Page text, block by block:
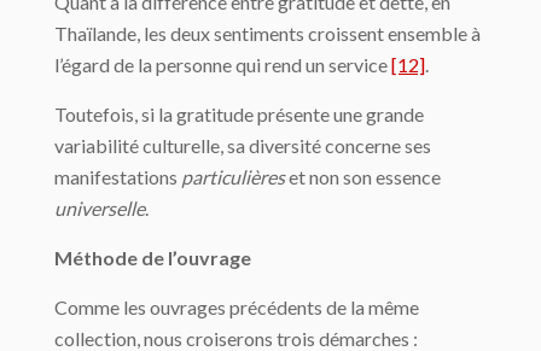
Thaïlande, les deux sentiments croissent ensemble à
l’égard de la personne qui rend un service[12]
Toutefois, si la gratitude présente une grande
variabilité culturelle, sa diversité concerne ses
manifestations particulièreset non son essence
universelle.
Méthode de l’ouvrage
Comme les ouvrages précédents de la même
collection, nous croiserons trois démarches :